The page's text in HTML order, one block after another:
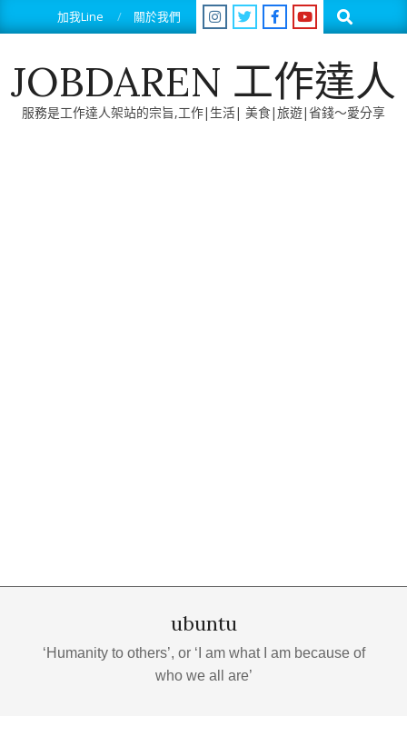
to
加我Line 關於我們 Search
JOBDAREN 工作達人
服務是工作達人架站的宗旨,工作|生活| 美食|旅遊|省錢～愛分享
ubuntu
‘Humanity to others’, or ‘I am what I am because of
who we all are’